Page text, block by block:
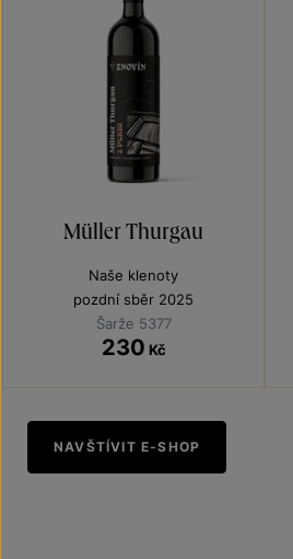
Müller Thurgau
Naše klenoty
pozdní sběr 2025
Šarže 5377
230 Kč
NAVŠTÍVIT E-SHOP